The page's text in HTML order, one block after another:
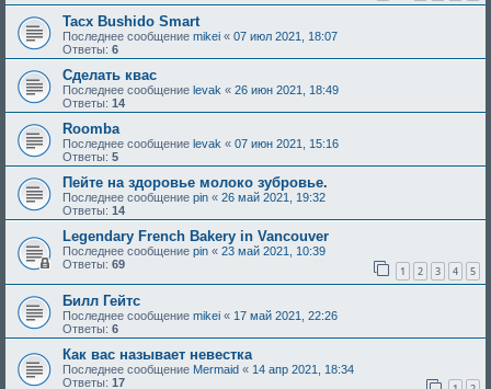
Tacx Bushido Smart
Последнее сообщение mikei « 07 июл 2021, 18:07
Ответы: 6
Сделать квас
Последнее сообщение levak « 26 июн 2021, 18:49
Ответы: 14
Roomba
Последнее сообщение levak « 07 июн 2021, 15:16
Ответы: 5
Пейте на здоровье молоко зубровье.
Последнее сообщение pin « 26 май 2021, 19:32
Ответы: 14
Legendary French Bakery in Vancouver
Последнее сообщение pin « 23 май 2021, 10:39
Ответы: 69 1 2 3 4 5
Билл Гейтс
Последнее сообщение mikei « 17 май 2021, 22:26
Ответы: 6
Как вас называет невестка
Последнее сообщение Mermaid « 14 апр 2021, 18:34
Ответы: 17